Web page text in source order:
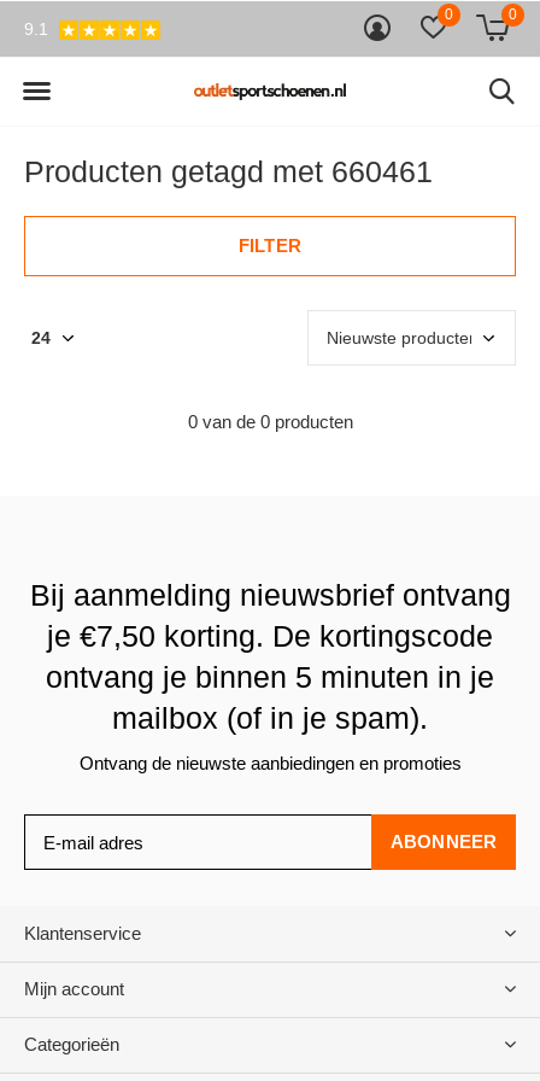
0 0
9.1
Producten getagd met 660461
FILTER
0 van de 0 producten
Bij aanmelding nieuwsbrief ontvang
je €7,50 korting. De kortingscode
ontvang je binnen 5 minuten in je
mailbox (of in je spam).
Ontvang de nieuwste aanbiedingen en promoties
ABONNEER
Klantenservice
Mijn account
Categorieën